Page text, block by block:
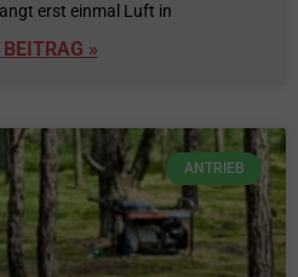
erst einmal Luft in
»
ANTRIEB